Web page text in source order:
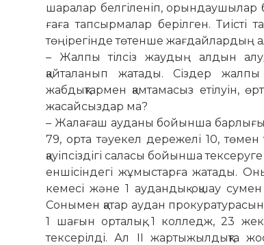
шаралар белгіленіп, орындаушылар
ғаға тап­­­­сырмалар берілген.
төңірегінде тө­тенше жағдайлардың
– Жалпы тілсіз жаудың ал­дын
қайталанып жатады. Сіз­дер
жабдықтармен қамтамасыз еті­­луін,
жасайсыздар ма?
– Жалағаш ауданы бойынша бар­лығы
79, орта тәуекел дережелі 10,
қауіпсіздігі сала­сы бойынша
еншісіндегі жұмыстарға жатады.
кемесі және 1 аудандық оқшау
Сонымен қатар аудан
1 ша­ғын ор­та­лық, 1 колледж, 23
тексерілді. Ал ІІ жар­ты­жылдықта